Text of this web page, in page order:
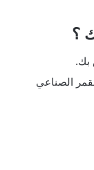
؟
بك.
الصناعي